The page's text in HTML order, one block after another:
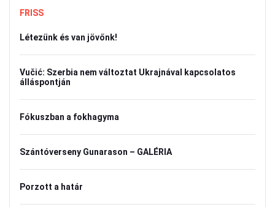
FRISS
Létezünk és van jövőnk!
Vučić: Szerbia nem változtat Ukrajnával kapcsolatos
álláspontján
Fókuszban a fokhagyma
Szántóverseny Gunarason – GALÉRIA
Porzott a határ